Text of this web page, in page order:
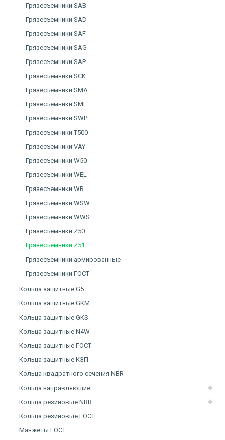
Грязесъемники SAB
Грязесъемники SAD
Грязесъемники SAF
Грязесъемники SAG
Грязесъемники SAP
Грязесъемники SCK
Грязесъемники SMA
Грязесъемники SMI
Грязесъемники SWP
Грязесъемники T500
Грязесъемники VAY
Грязесъемники W50
Грязесъемники WEL
Грязесъемники WR
Грязесъемники WSW
Грязесъемники WWS
Грязесъемники Z50
Грязесъемники Z51
Грязесъемники армированные
Грязесъемники ГОСТ
Кольца защитные G5
Кольца защитные GKM
Кольца защитные GKS
Кольца защитные N4W
Кольца защитные ГОСТ
Кольца защитные КЗП
Кольца квадратного сечения NBR
Кольца направляющие
Кольца резиновые NBR
Кольца резиновые ГОСТ
Манжеты ГОСТ